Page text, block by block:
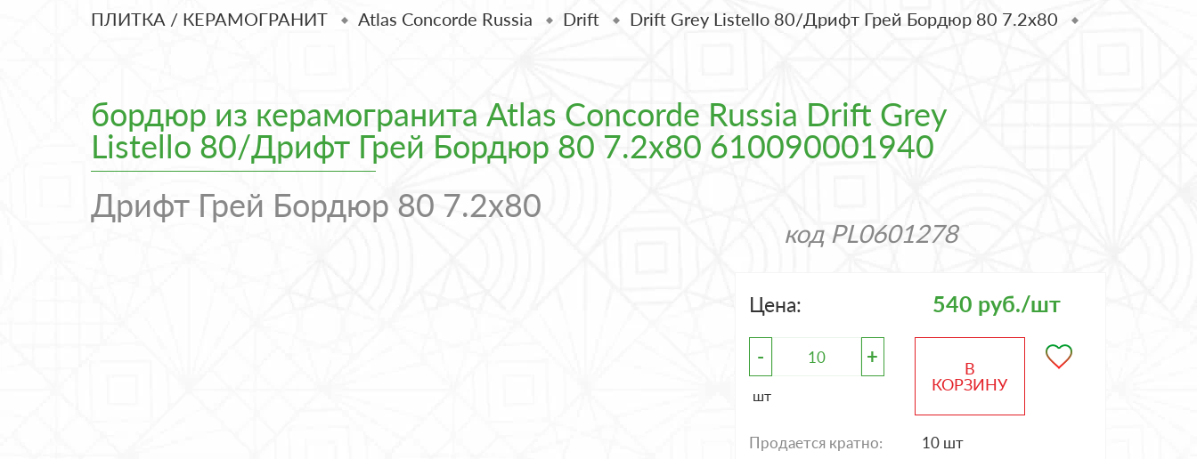
ПЛИТКА / КЕРАМОГРАНИТ Atlas Concorde Russia Drift Drift Grey Listello 80/Дрифт Грей Бордюр 80 7.2x80
бордюр из керамогранита Atlas Concorde Russia Drift Grey
Listello 80/Дрифт Грей Бордюр 80 7.2x80 610090001940
Дрифт Грей Бордюр 80 7.2x80
код PL0601278
Цена: 540 руб./шт
- +
шт
В
КОРЗИНУ
Продается кратно: 10 шт